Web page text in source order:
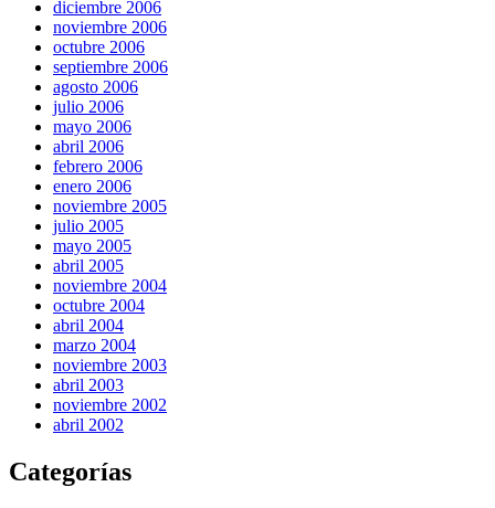
diciembre 2006
noviembre 2006
octubre 2006
septiembre 2006
agosto 2006
julio 2006
mayo 2006
abril 2006
febrero 2006
enero 2006
noviembre 2005
julio 2005
mayo 2005
abril 2005
noviembre 2004
octubre 2004
abril 2004
marzo 2004
noviembre 2003
abril 2003
noviembre 2002
abril 2002
Categorías